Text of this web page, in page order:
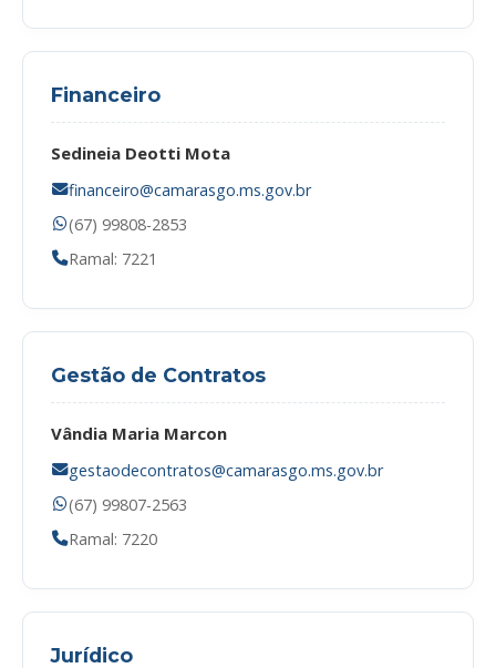
Financeiro
Sedineia Deotti Mota
financeiro@camarasgo.ms.gov.br
(67) 99808-2853
Ramal: 7221
Gestão de Contratos
Vândia Maria Marcon
gestaodecontratos@camarasgo.ms.gov.br
(67) 99807-2563
Ramal: 7220
Jurídico